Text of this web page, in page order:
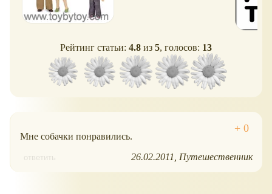
Рейтинг статьи: 4.8 из 5, голосов: 13
Мне собачки понравились.
ответить 26.02.2011 Путешественник